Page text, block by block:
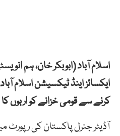
اسلام آباد (ابوبکر خان، ہم
ایکسائز اینڈ ٹیکسیشن اسلام
کرنے سے قومی خزانے کو اربوں
آڈیٹر جنرل پاکستان کی